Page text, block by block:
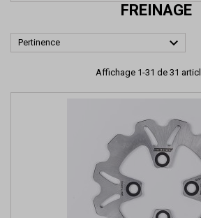
FREINAGE
Pertinence 
Affichage 1-31 de 31